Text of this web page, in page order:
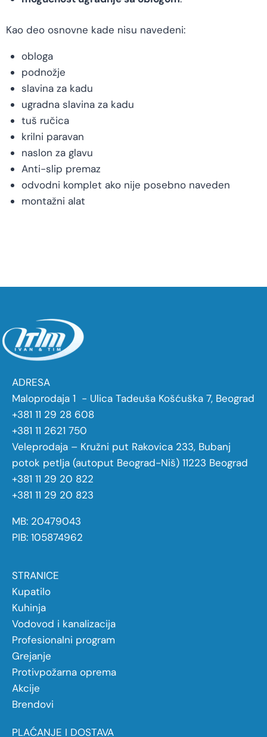
Kao deo osnovne kade nisu navedeni:
obloga
podnožje
slavina za kadu
ugradna slavina za kadu
tuš ručica
krilni paravan
naslon za glavu
Anti-slip premaz
odvodni komplet ako nije posebno naveden
montažni alat
ADRESA
Maloprodaja 1 - Ulica Tadeuša Košćuška 7, Beograd
+381 11 29 28 608
+381 11 2621 750
Veleprodaja – Kružni put Rakovica 233, Bubanj
potok petlja (autoput Beograd-Niš) 11223 Beograd
+381 11 29 20 822
+381 11 29 20 823
MB: 20479043
PIB: 105874962
STRANICE
Kupatilo
Kuhinja
Vodovod i kanalizacija
Profesionalni program
Grejanje
Protivpožarna oprema
Akcije
Brendovi
PLAĆANJE I DOSTAVA